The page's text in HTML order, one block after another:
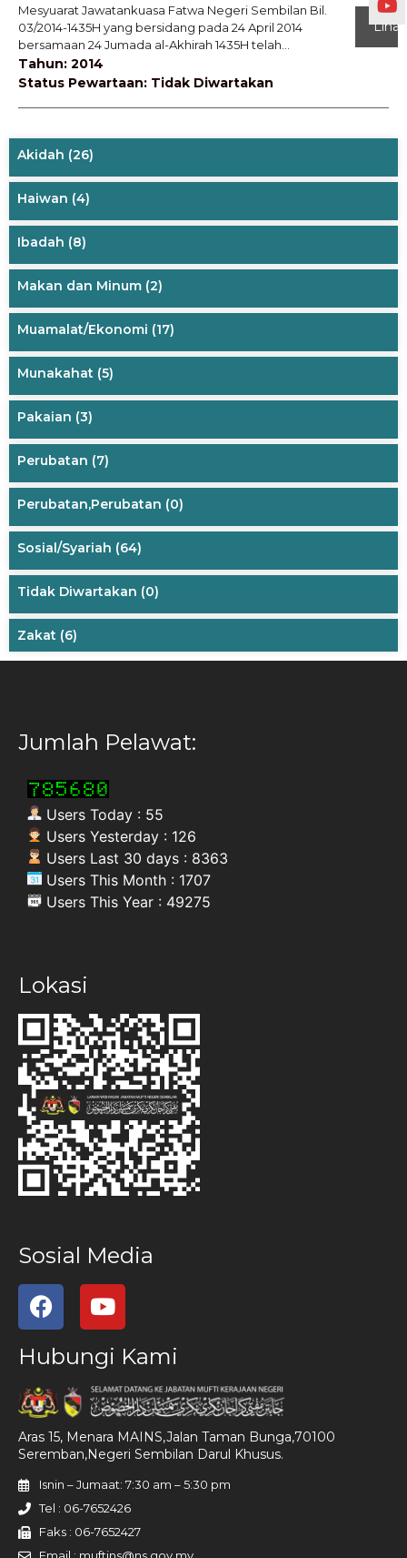
Mesyuarat Jawatankuasa Fatwa Negeri Sembilan Bil.
03/2014-1435H yang bersidang pada 24 April 2014
bersamaan 24 Jumada al-Akhirah 1435H telah...
Tahun: 2014
Status Pewartaan: Tidak Diwartakan
Lihat
Akidah (26)
Haiwan (4)
Ibadah (8)
Makan dan Minum (2)
Muamalat/Ekonomi (17)
Munakahat (5)
Pakaian (3)
Perubatan (7)
Perubatan,Perubatan (0)
Sosial/Syariah (64)
Tidak Diwartakan (0)
Zakat (6)
Jumlah Pelawat:
Users Today : 55
Users Yesterday : 126
Users Last 30 days : 8363
Users This Month : 1707
Users This Year : 49275
Lokasi
Sosial Media
Hubungi Kami
Aras 15, Menara MAINS,Jalan Taman Bunga,70100
Seremban,Negeri Sembilan Darul Khusus.
Isnin – Jumaat: 7:30 am – 5:30 pm
Tel : 06-7652426
Faks : 06-7652427